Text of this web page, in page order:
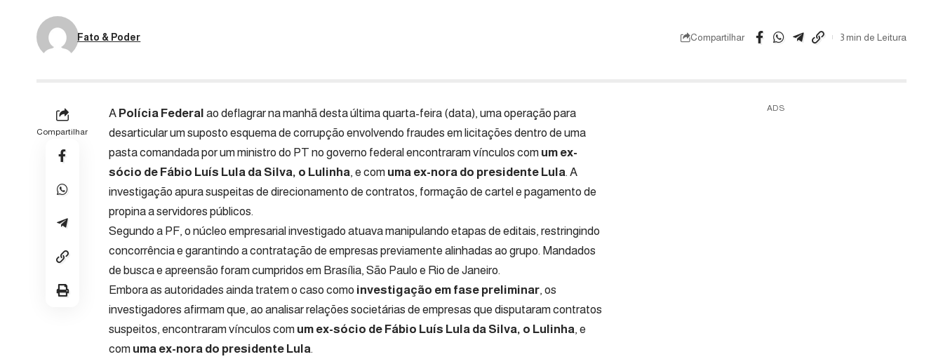
Fato & Poder Compartilhar 3 min de Leitura
Compartilhar
A Polícia Federal ao deflagrar na manhã desta última quarta-feira (data), uma operação para
desarticular um suposto esquema de corrupção envolvendo fraudes em licitações dentro de uma
pasta comandada por um ministro do PT no governo federal encontraram vínculos com um ex-
sócio de Fábio Luís Lula da Silva, o Lulinha, e com uma ex-nora do presidente Lula. A
investigação apura suspeitas de direcionamento de contratos, formação de cartel e pagamento de
propina a servidores públicos.
Segundo a PF, o núcleo empresarial investigado atuava manipulando etapas de editais, restringindo
concorrência e garantindo a contratação de empresas previamente alinhadas ao grupo. Mandados
de busca e apreensão foram cumpridos em Brasília, São Paulo e Rio de Janeiro.
Embora as autoridades ainda tratem o caso como investigação em fase preliminar, os
investigadores afirmam que, ao analisar relações societárias de empresas que disputaram contratos
suspeitos, encontraram vínculos com um ex-sócio de Fábio Luís Lula da Silva, o Lulinha, e
com uma ex-nora do presidente Lula.
ADS